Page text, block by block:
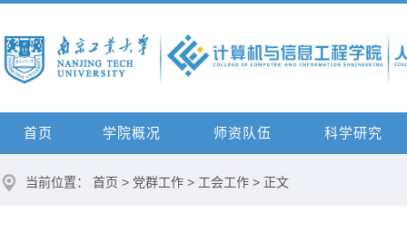
首页 学院概况 师资队伍 科学研究
当前位置： 首页 > 党群工作 > 工会工作 > 正文